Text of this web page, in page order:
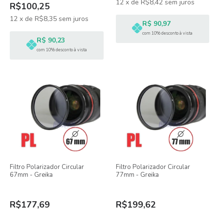
R$100,25
12 x de R$8,35 sem juros
R$ 90,23
com 10% desconto à vista
12 x de R$8,42 sem juros
R$ 90,97
com 10% desconto à vista
Filtro Polarizador Circular
67mm - Greika
R$177,69
Filtro Polarizador Circular
77mm - Greika
R$199,62